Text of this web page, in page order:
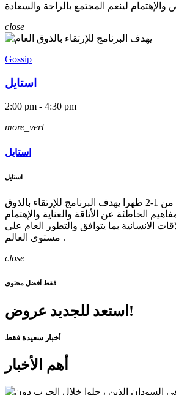
والإهتمام لينعم المجتمع بالراحة والسعادة
close
Gossip
استايل
2:00 pm - 4:30 pm
more_vert
استايل
استايل
أسبوعيا كل يوم سبت من 1-2 ظهرا يهدف البرنامج للإرتقاء بالذوق
الخاطئة عن الأناقة والعناية والإهتمام
الانسانية بما يتوافق والتطور العام على
مستوى العالم .
close
فقط أفضل محتوى
استعد للجديد عروض!
أخبار سعيدة فقط
أهم الأخبار